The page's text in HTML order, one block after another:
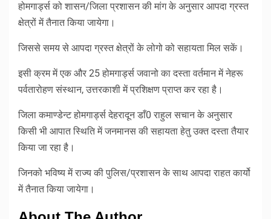
होमगार्ड्स को शासन/जिला प्रशासन की मांग के अनुसार आपदा ग्रस्त
क्षेत्रों में तैनात किया जायेगा।
जिससे समय से आपदा ग्रस्त क्षेत्रों के लोगो को सहायता मिल सकें।
इसी क्रम में एक और 25 होमगार्ड्स जवानो का दस्ता वर्तमान में नेहरू
पर्वतारोहण संस्थान, उत्तरकाशी में प्रशिक्षण प्राप्त कर रहा है।
जिला कमाण्डेन्ट होमगार्ड्स देहरादून डाँ0 राहुल सचान के अनुसार
किसी भी आपात स्थिति में जनमानस की सहायता हेतु उक्त दस्ता तैयार
किया जा रहा है।
जिनको भविष्य में राज्य की पुलिस/प्रशासन के साथ आपदा राहत कार्यो
में तैनात किया जायेगा।